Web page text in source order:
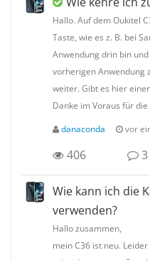
Hallo. Auf dem Oukitel
Taste, wie es z. B. bei
Anwendung drin bin
vorherigen Anwendung
weiter. Gibt es hier
Danke im Voraus für
danaconda vor
406 3
Wie kann ich die
verwenden?
Hallo zusammen,
mein C36 ist neu.